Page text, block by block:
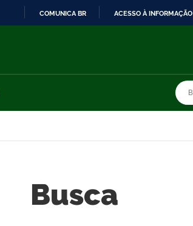
COMUNICA BR ACESSO À INFORMAÇÃO
Busca